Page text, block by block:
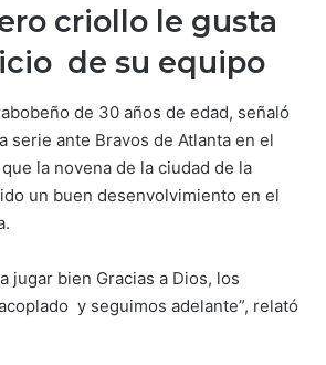
criollo le gusta
de su equipo
de 30 años de edad, señaló
serie ante Bravos de Atlanta en el
la novena de la ciudad de la
un buen desenvolvimiento en el
jugar bien Gracias a Dios, los
y seguimos adelante”, relató